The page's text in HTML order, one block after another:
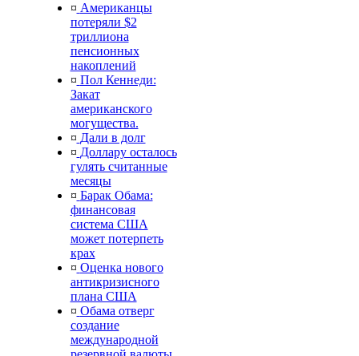
¤ Американцы
потеряли $2
триллиона
пенсионных
накоплений
¤ Пол Кеннеди:
Закат
американского
могущества.
¤ Дали в долг
¤ Доллару осталось
гулять считанные
месяцы
¤ Барак Обама:
финансовая
система США
может потерпеть
крах
¤ Оценка нового
антикризисного
плана США
¤ Обама отверг
создание
международной